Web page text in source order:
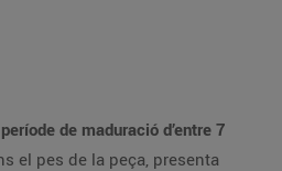
de maduració d’entre 7
el pes de la peça, presenta